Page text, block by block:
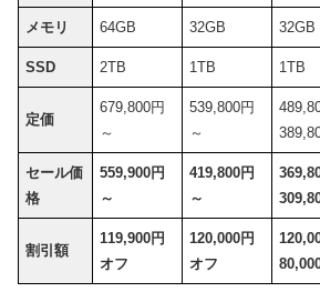
メモリ 64GB 32GB 32GB
SSD 2TB 1TB 1TB
定価
679,800円
～
539,800円
～
セール価
格
559,900円
～
419,800円
～
割引額
119,900円
オフ
120,000円
オフ